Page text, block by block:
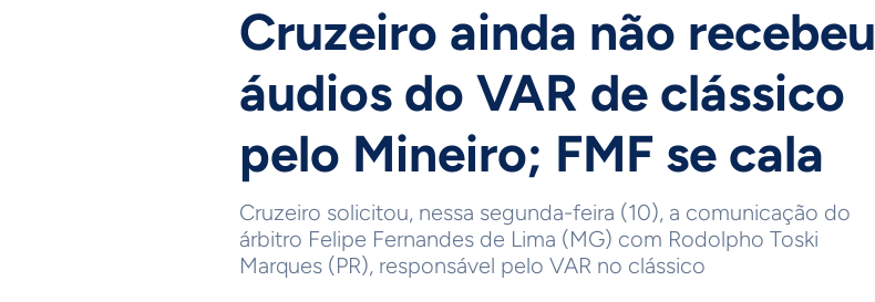
Cruzeiro ainda não recebeu
áudios do VAR de clássico
pelo Mineiro; FMF se cala
Cruzeiro solicitou, nessa segunda-feira (10), a comunicação do
árbitro Felipe Fernandes de Lima (MG) com Rodolpho Toski
Marques (PR), responsável pelo VAR no clássico